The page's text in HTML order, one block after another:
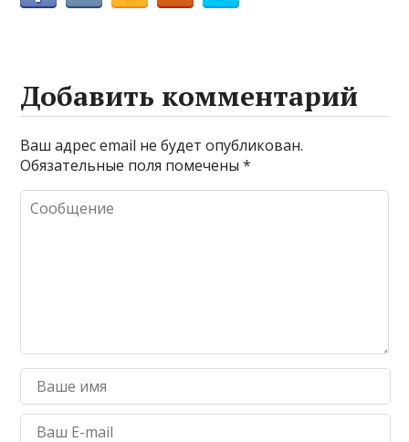
Добавить комментарий
Ваш адрес email не будет опубликован.
Обязательные поля помечены*